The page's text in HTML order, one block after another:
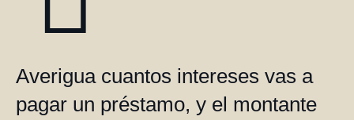
Averigua cuantos intereses vas a
pagar un préstamo, y el montante